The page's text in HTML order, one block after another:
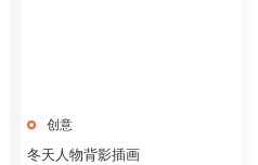
创意
冬天人物背影插画